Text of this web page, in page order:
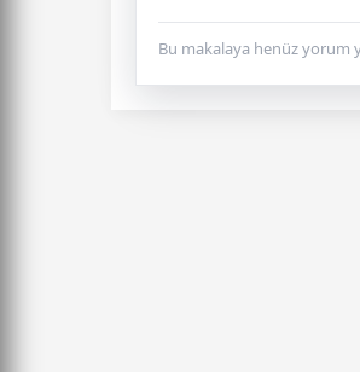
Bu makalaya henüz yorum